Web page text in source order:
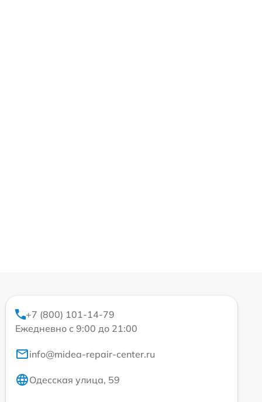
+7 (800) 101-14-79
Ежедневно с 9:00 до 21:00
info@midea-repair-center.ru
Одесская улица, 59